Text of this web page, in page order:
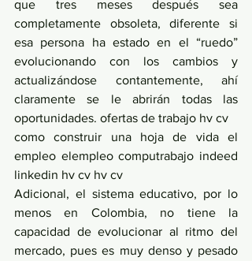
que tres meses después sea
completamente obsoleta, diferente si
esa persona ha estado en el “ruedo”
evolucionando con los cambios y
actualizándose contantemente, ahí
claramente se le abrirán todas las
oportunidades. ofertas de trabajo hv cv
como construir una hoja de vida el
empleo elempleo computrabajo indeed
linkedin hv cv hv cv
Adicional, el sistema educativo, por lo
menos en Colombia, no tiene la
capacidad de evolucionar al ritmo del
mercado, pues es muy denso y pesado